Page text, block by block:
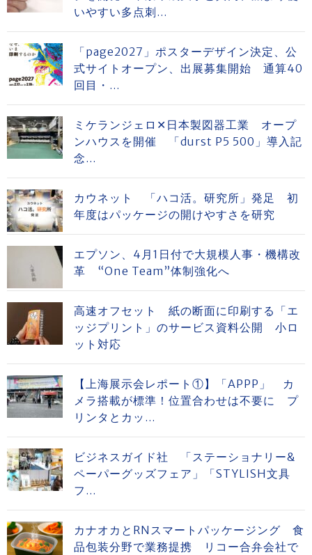
いやすい多点刺...
「page2027」ポスターデザイン決定、公
式サイトオープン、出展募集開始 通算40
回目・...
ミケランジェロ✕日本製図器工業 オープ
ンハウスを開催 「durst P5 500」導入記
念...
カウネット 「ハコ活。研究所」発足 初
年度はパッケージの開けやすさを研究
エプソン、4月1日付で大規模人事・機構改
革 “One Team”体制強化へ
高速オフセット 紙の断面に印刷する「エ
ッジプリント」のサービス資料公開 小ロ
ット対応
【上海展示会レポート①】「APPP」 カ
メラ搭載が標準！位置合わせは不要に プ
リンタとカッ...
ビジネスガイド社 「ステーショナリー&
ペーパーグッズフェア」「STYLISH文具
フ...
カナオカとRNスマートパッケージング 食
品包装分野で業務提携 リコー合弁会社で